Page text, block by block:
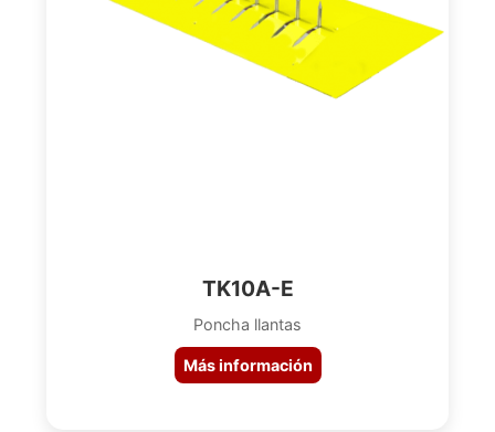
TK10A-E
Poncha llantas
Más información